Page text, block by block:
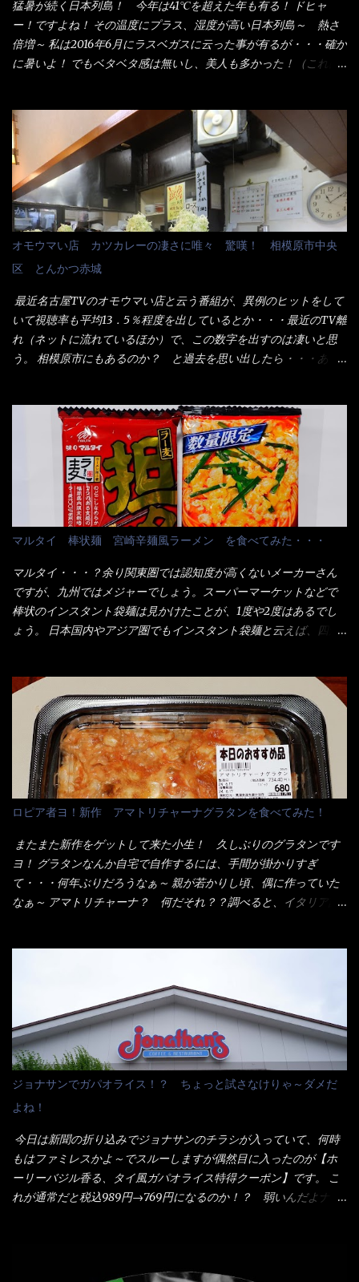
の若い女性店員が『いい！いい！！』とオッサンを向こうへやっ
た。 でサッサと、木桶を用意してうどんだけ入れて出して来まし
た。 な～るほど、この事か・・・ で今日の2021年後半1回目のサ
＞サイズを食べられるか？である。 前回も、大しか食べていない
からね、得がどれくらいの満腹度になるのか？ この得サイズの木
桶は、銭湯で使う洗い桶サイズだなぁ～ この木桶サイズに、満々
と湯が注がれていたら食べ進むうちに、麺が伸びてしまうだろ
う。 これなら茹で上がった直後のままで、食べ進められるじゃな
いか！ 別皿で、葱と天かすを満タンに用意して、山葵も2つ。 そ
れに湯が無い利点として、汁が薄まらない！ これだよ、こ
れ！！ 湯があると、うどんと共に汁の方へ湯までも入ってしま
う。つまりラーメンの麺にスープが絡む現象ですな。 結局、伸び
しました。 腹イッパイだけど、得サイズは全てお腹の中へ収まっ
たし満足達成度100％ 苦しいと云う事も無いな！ まだ鶏天1個位
は入りそうだね。 と云う事で、今回＜釜揚げうどんの湯無し＞を
試したら、確...
猛暑が続く日本列島！ 今年は41℃を超えた年も有る！ ドヒャ
ー！ですよね！ その温度にプラス、湿度が高い日本列島～ 熱さ
倍増～ 私は2016年6月にラスベガスに云った事が有るが・・・確か
に暑いよ！ でもベタベタ感は無いし、美人も多かった！（これは
中元は、丁度お盆の夏場に日頃お世話になっている方への＜ご挨
拶＞としての贈り物の習慣です。 今では、大分廃れてしまってい
るかと・・・小生もお中元やお歳暮など送った事は無い！（キッ
パリ） まぁ～この慣習が残っているのは、官公庁や超大手企業戦
士（昇進目的）などの世界でしょう。 要は、ゴマスリ・・・てな
感じかな。 丸亀製麺と云えば、大阪誕生→全国区（北海道と沖縄
は？）へ広がった、讃岐饂飩チェーン店大手といっても過言では
無いでしょう。 各店舗で、毎日饂飩を打っているので饂飩好きの
方には店舗に寄って違う！と云う人も居るらしい・・ そんな大手
讃岐饂飩チェーン店と関係があるのか？ 箱詰め乾麺！ このパッ
ケージからすれば、間違いなく贈答用目的でしょう。 そんな贈答
用箱詰め饂飩・・・またもやメガドンキで発見し購入！ 中身は、
この様な状態です。 乾麺の束が6束／一パックになっており、それ
1280円と云った感じです。 で私は幾らで、メガドンキでゲットし
たかって？ それは非常に言いづらい・・・色々と各方面へ忖度し
て、激安だったとだけ申し上げましょう。 早速1袋を大釜で茹で～
ハイ、約15分ほど茹で上げた状態です。 当家には、高齢者がいる
ので少し柔らかく・・・ 茹で上がった饂飩は、お店の饂飩に比べ
＜細い＞です。 どちらかと云えば、稲庭饂飩的な太さですね。 さ
てこれを、どの様に食べるか？ 長葱無かったので、玉葱を刻んで
八王子ラーメン風月見つけうどん！ 冷やし釜あげうどん～です。
汁つゆと長葱に山葵です。 これでツルツル～と頂きました。 良い
じゃないか～...
オモウマい店 カツカレーの凄さに唯々 驚嘆！ 相模原市中央
区 とんかつ赤城
最近名古屋TVのオモウマい店と云う番組が、異例のヒットをして
いて視聴率も平均13．5％程度を出しているとか・・・最近のTV離
れ（ネットに流れているほか）で、この数字を出すのは凄いと思
う。 相模原市にもあるのか？ と過去を思い出したら・・・あっ
当している。 まずはこれを見て欲しい！ カウンターに置かれた＜
お皿＞である。 直ぐに気づいたでしょう！ 何かキャベツが山じ
ゃないか！？ ハイ、山です。 これが標準なのです。 普通のとん
かつ屋のキャベツと比べたら、10人前ほどあるか？ 値段的には、
メイン（主流は1,000超）＋定食セット350円程と値段的には、そ
れ程では安い訳でも無いが、客足が絶えない人気店である。 そん
なメニューのなかで、リーズナブルで頂ける＜映え＞るメニュー
が＜カツカレー＞だ！ これです。 当時1,000円税込だった
が・・・今も変わらないと思うけど・・・ これが出てくると、カ
ウンター中からOH～と声が飛ぶ！ 写真は、キャベツ少なめでお願
いしています。 皿のサイズは、直径30cmほどあります。 そこに
ドカ盛のキャベツと御飯にカレーがかかっています。 カレーは辛
ンとした厚さのあるトンカツです。 それも揚げたての熱々です。
これを難なく完食出来なければ、漢では無い！と云っても過言で
はないだろう。 この他も、兎に角ボリューム満点で＜薄カツ＞と
呼ばれるメニューは、トンカツが2枚重ねて出てくるだ！ 1枚が薄
いから、2枚乗せにしたらしいけど・・・
マルタイ 棒状麺 宮崎辛麺風ラーメン を食べてみた・・・
マルタイ・・・？余り関東圏では認知度が高くないメーカーさん
ですが、九州ではメジャーでしょう。スーパーマーケットなどで
棒状のインスタント袋麺は見かけたことが、1度や2度はあるでし
ょう。 日本国内やアジア圏でもインスタント袋麺と云えば、四角
イ棒状ラーメンを、OKストアで見かけ思わず手に取って買い物篭
へ 坦々まぜそばと＜数量限定＞宮崎辛麺風ラーメン オーッといき
なり私の胃袋をグサッと・・・・ 棒状インスタントラーメンの
デビューが決まりました。 か・ら・め・ん・辛麺！ 宮崎辛麺は
チャルメラや日清からも出されている、辛口のラーメンじゃ
ん！！ 酸っぱくしたら、酸辣湯麺？なんてね。 よし今日のサラ
メシは、宮崎辛麺にしよう！ それではまず袋を開けると・・・ な
んだか紙に巻かれた棒状の麺が二束、調味油と粉末スープ！ やは
り見慣れない姿・・・何だかチョッと高級感的な・・・だって透
明なトレイに並んだ棒状麺なんて見慣れないからねぇ～（コスト
がかかる） 袋の裏側を見ると、韮とか卵の用意を勧めている。
それなばらと冷蔵庫にあった、黒豆モヤシ・韮・生卵を用意しま
け、韮の葉の部分をドサッと乗せて調味油を入れて完成です。 ど
うでしょう？ 見た目 Goodデザイン賞じゃない！？ 笑 マルタ
イのHPを見ると・・・（引用） めんは、ノンフライ・ノンスチー
ム製法で仕上げた、生めんに近い風味のストレートめんです。 豚
の旨味に数種類の唐辛子、ニンニクを加えた辛さとコクが凝縮さ
れた醤油ベースのスープです。 調味油に赤ラー油とごま油を使用
することに風味と辛さを引き立たせています。 調味油をスープ
ないかぁ～ モヤシが黒豆モヤシだから細身で熱を加えてもへた
りづらい！（緑豆モヤシだと太くて熱加えるとダラーっとなるん
だよ） それに細ストレート麺とモヤシが良いバランスで・・・
韮の緑と卵の黄色も相まって・・・映える...
ロピア者ヨ！新作 アマトリチャーナグラタンを食べてみた！
またまた新作をゲットして来た小生！ 久しぶりのグラタンです
ヨ！ グラタンなんか自宅で自作するには、手間が掛かりすぎ
て・・・何年ぶりだろうなぁ～ 親が若かりし頃、偶に作っていた
なぁ～ アマトリチャーナ？ 何だそれ？？調べると、イタリア語
ブン皿で焼いて、大凡の目安で小分けにしているようで、パック
をよーく見たら表面のチーズの乗り具合に結構な差が出てい
た・・・チーズに焦げ目が付いているのを、しっかり確認し買う
ことをオススメします。（取り分け量にも若干有り差がでてるだ
ろう） 早速タバスコを振りかけて食べてみると・・・結構美味し
いよ！ 久しぶりだな～ホワイトソースとマカロニの絡まった食
感・・・懐かしい～ 今回ダイソーのカレー用のスプーンを使って
みたら、これが凄くうまくすくえるんだよねぇ～（このスプーン
当たりだね） 今回新作のグラタンを頂きましたが、まずまずの美
味しさとダイソーのカレースプーンの。すくい上げ力の良さを再
度認識できました。
ジョナサンでガパオライス！？ ちょっと試さなけりゃ～ダメだ
よね！
今日は新聞の折り込みでジョナサンのチラシが入っていて、何時
もはファミレスかよ～でスルーしますが偶然目に入ったのが【ホ
ーリーバジル香る、タイ風ガパオライス特得クーポン】です。 こ
れが通常だと税込989円→769円になるのか！？ 弱いんだよナァ
に行っても同じメニュー同じ味のファミレスには行きません。 最